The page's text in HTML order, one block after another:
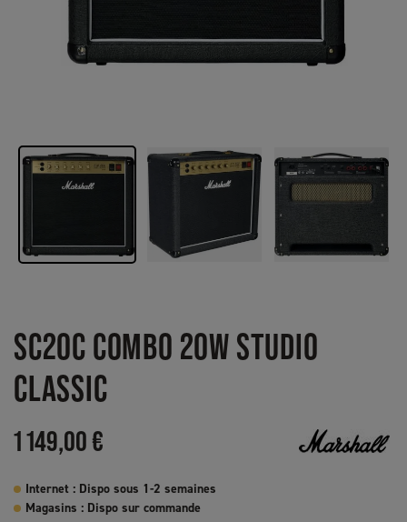
SC20C COMBO 20W STUDIO
CLASSIC
1 149,00 €
Internet : Dispo sous 1-2 semaines
Magasins : Dispo sur commande